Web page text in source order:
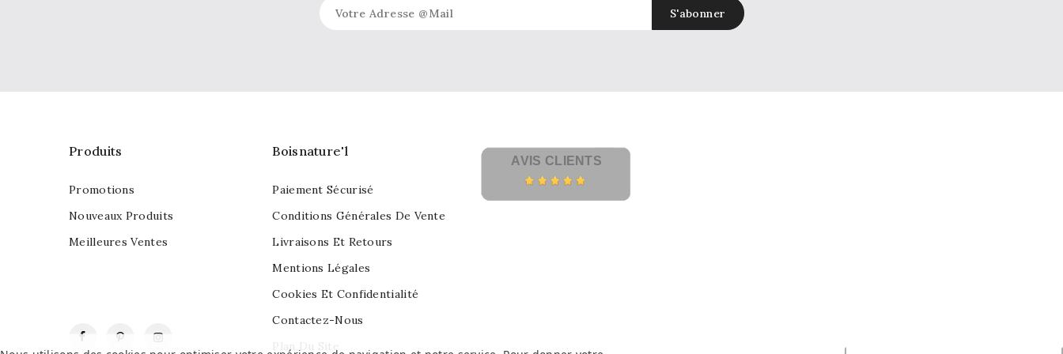
FacebookPinterest
Produits
Promotions
Nouveaux Produits
Meilleures Ventes
Boisnature'l
Paiement Sécurisé
Conditions Générales De Vente
Livraisons Et Retours
Mentions Légales
Cookies Et Confidentialité
Contactez-Nous
Plan Du Site
AVIS CLIENTS